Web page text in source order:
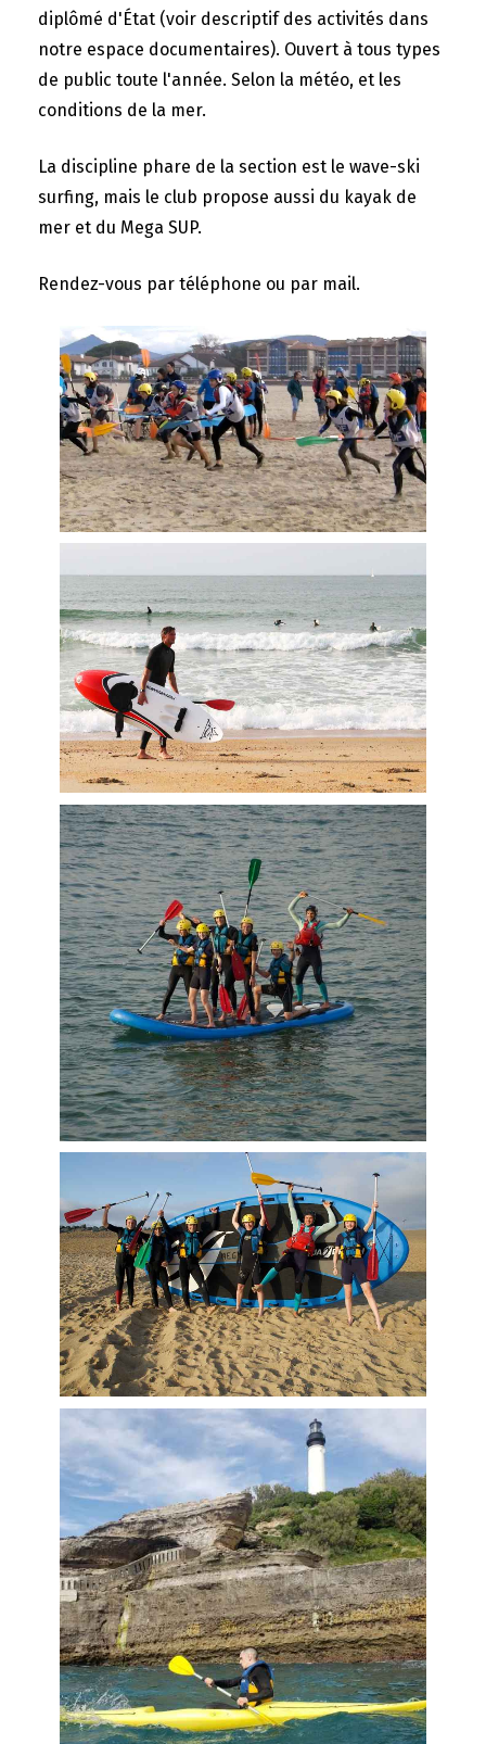
diplômé d'État (voir descriptif des activités dans
notre espace documentaires). Ouvert à tous types
de public toute l'année. Selon la météo, et les
conditions de la mer.
La discipline phare de la section est le wave-ski
surfing, mais le club propose aussi du kayak de
mer et du Mega SUP.
Rendez-vous par téléphone ou par mail.